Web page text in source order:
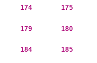
174 175
179 180
184 185